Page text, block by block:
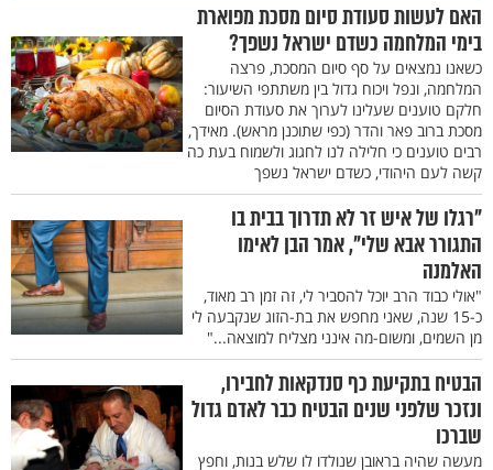
האם לעשות סעודת סיום מסכת מפוארת
בימי המלחמה כשדם ישראל נשפך?
כשאנו נמצאים על סף סיום המסכת, פרצה
המלחמה, ונפל ויכוח גדול בין משתתפי השיעור:
חלקם טוענים שעלינו לערוך את סעודת הסיום
מסכת ברוב פאר והדר (כפי שתוכנן מראש). מאידך,
רבים טוענים כי חלילה לנו לחגוג ולשמוח בעת כה
קשה לעם היהודי, כשדם ישראל נשפך
"רגלו של איש זר לא תדרוך בבית בו
התגורר אבא שלי", אמר הבן לאימו
האלמנה
"אולי כבוד הרב יוכל להסביר לי, זה זמן רב מאוד,
כ-15 שנה, שאני מחפש את בת-הזוג שנקבעה לי
מן השמים, ומשום-מה אינני מצליח למוצאה..."
הבטיח בתקיעת כף סנדקאות לחבירו,
ונזכר שלפני שנים הבטיח כבר לאדם גדול
שברכו
מעשה שהיה בראובן שנולדו לו שלש בנות, וחפץ